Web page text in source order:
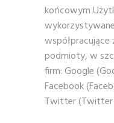
końcowym
podmioty, w
firm: Google
Facebook
Twitter (Twitter